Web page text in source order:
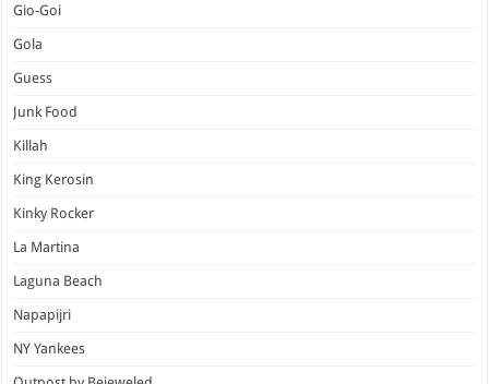
Gio-Goi
Gola
Guess
Junk Food
Killah
King Kerosin
Kinky Rocker
La Martina
Laguna Beach
Napapijri
NY Yankees